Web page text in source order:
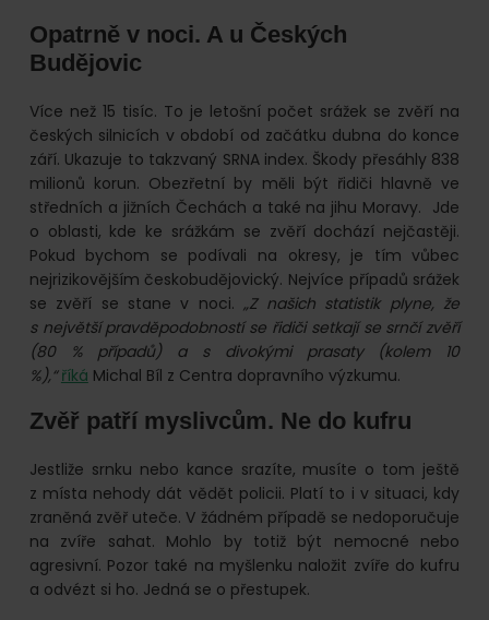
Opatrně v noci. A u Českých
Budějovic
Více než 15 tisíc. To je letošní počet srážek se zvěří na
českých silnicích v období od začátku dubna do konce
září. Ukazuje to takzvaný SRNA index. Škody přesáhly 838
milionů korun. Obezřetní by měli být řidiči hlavně ve
středních a jižních Čechách a také na jihu Moravy. Jde
o oblasti, kde ke srážkám se zvěří dochází nejčastěji.
Pokud bychom se podívali na okresy, je tím vůbec
nejrizikovějším českobudějovický. Nejvíce případů srážek
se zvěří se stane v noci. „Z našich statistik plyne, že
s největší pravděpodobností se řidiči setkají se srnčí zvěří
(80 % případů) a s divokými prasaty (kolem 10
%),“ říká Michal Bíl z Centra dopravního výzkumu.
Zvěř patří myslivcům. Ne do kufru
Jestliže srnku nebo kance srazíte, musíte o tom ještě
z místa nehody dát vědět policii. Platí to i v situaci, kdy
zraněná zvěř uteče. V žádném případě se nedoporučuje
na zvíře sahat. Mohlo by totiž být nemocné nebo
agresivní. Pozor také na myšlenku naložit zvíře do kufru
a odvézt si ho. Jedná se o přestupek.